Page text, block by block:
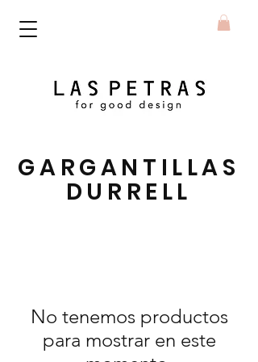
GARGANTILLAS
DURRELL
No tenemos productos
para mostrar en este